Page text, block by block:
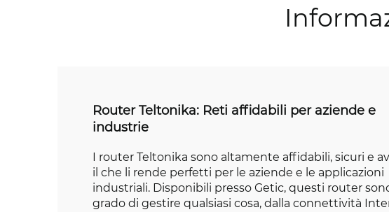
Router Teltonika: Reti affidabili per aziende e
industrie
I router Teltonika sono altamente affidabili, sicuri e
il che li rende perfetti per le aziende e le applicazioni
industriali. Disponibili presso Getic, questi router
grado di gestire qualsiasi cosa, dalla connettività